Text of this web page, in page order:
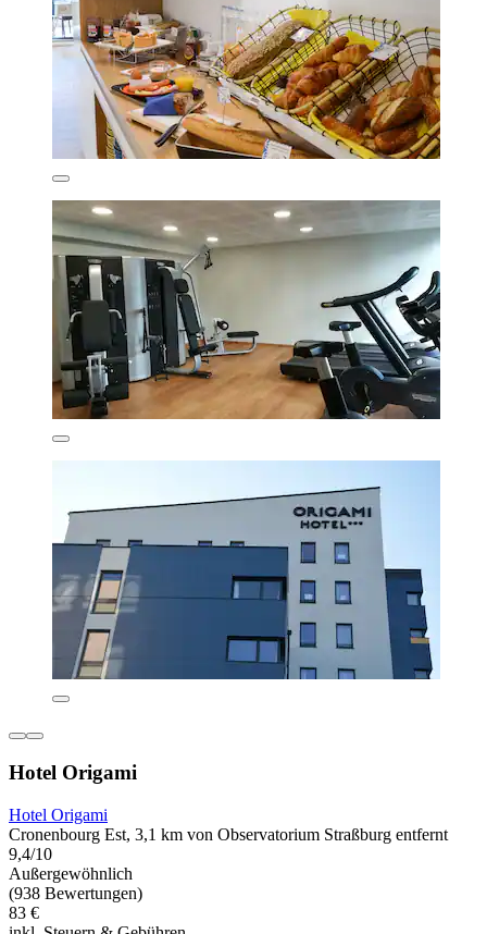
Hotel Origami
Hotel Origami
Cronenbourg Est, 3,1 km von Observatorium Straßburg entfernt
9,4/10
Außergewöhnlich
(938 Bewertungen)
83 €